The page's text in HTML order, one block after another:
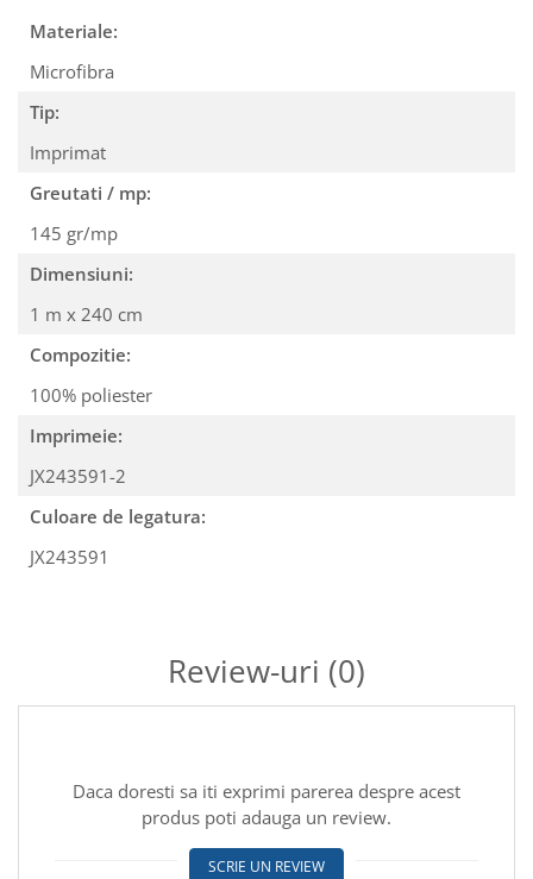
Materiale:
Microfibra
Tip:
Imprimat
Greutati / mp:
145 gr/mp
Dimensiuni:
1 m x 240 cm
Compozitie:
100% poliester
Imprimeie:
JX243591-2
Culoare de legatura:
JX243591
Review-uri (0)
Daca doresti sa iti exprimi parerea despre acest
produs poti adauga un review.
SCRIE UN REVIEW